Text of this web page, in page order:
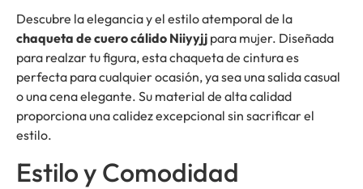
Descubre la elegancia y el estilo atemporal de la
chaqueta de cuero cálido Niiyyjj para mujer. Diseñada
para realzar tu figura, esta chaqueta de cintura es
perfecta para cualquier ocasión, ya sea una salida casual
o una cena elegante. Su material de alta calidad
proporciona una calidez excepcional sin sacrificar el
estilo.
Estilo y Comodidad